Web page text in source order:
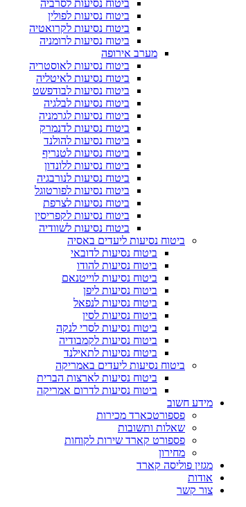
ביטוח נסיעות לסרביה
ביטוח נסיעות לפולין
ביטוח נסיעות לקרואטיה
ביטוח נסיעות לרומניה
מערב אירופה
ביטוח נסיעות לאוסטריה
ביטוח נסיעות לאיטליה
ביטוח נסיעות לבודפשט
ביטוח נסיעות לבלגיה
ביטוח נסיעות לגרמניה
ביטוח נסיעות לדנמרק
ביטוח נסיעות להולנד
ביטוח נסיעות לטנריף
ביטוח נסיעות ללונדון
ביטוח נסיעות לנורבגיה
ביטוח נסיעות לפורטוגל
ביטוח נסיעות לצרפת
ביטוח נסיעות לקפריסין
ביטוח נסיעות לשוודיה
ביטוח נסיעות ליעדים באסיה
ביטוח נסיעות לדובאי
ביטוח נסיעות להודו
ביטוח נסיעות לוייטנאם
ביטוח נסיעות ליפן
ביטוח נסיעות לנפאל
ביטוח נסיעות לסין
ביטוח נסיעות לסרי לנקה
ביטוח נסיעות לקמבודיה
ביטוח נסיעות לתאילנד
ביטוח נסיעות ליעדים באמריקה
ביטוח נסיעות לארצות הברית
ביטוח נסיעות לדרום אמריקה
מידע חשוב
פספורטכארד מכירות
שאלות ותשובות
פספורט קארד שירות לקוחות
מחירון
מגזין פוליסה קארד
אודות
צור קשר